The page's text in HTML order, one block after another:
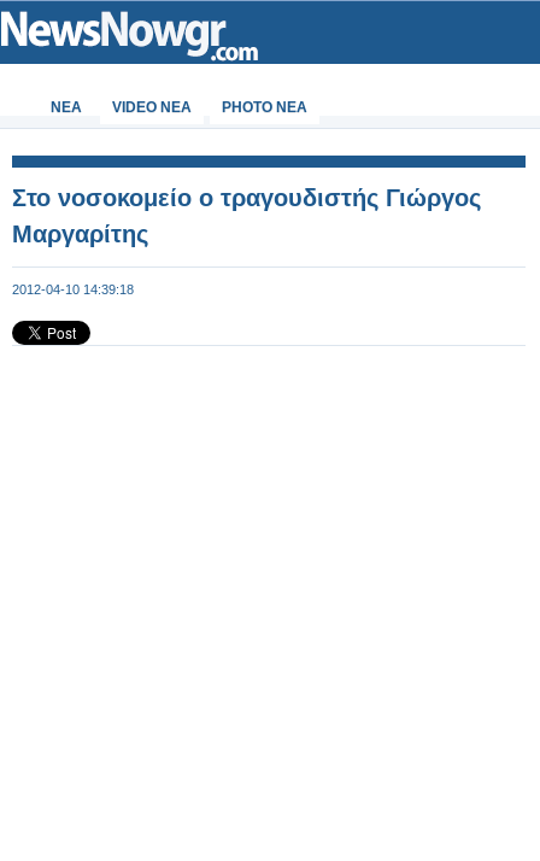
ΝΕΑ VIDEO NEA PHOTO NEA
Στο νοσοκομείο ο τραγουδιστής Γιώργος
Μαργαρίτης
2012-04-10 14:39:18